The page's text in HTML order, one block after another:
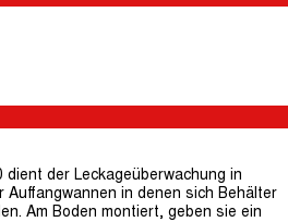
dient der Leckageüberwachung in
Auffangwannen in denen sich Behälter
Am Boden montiert, geben sie ein